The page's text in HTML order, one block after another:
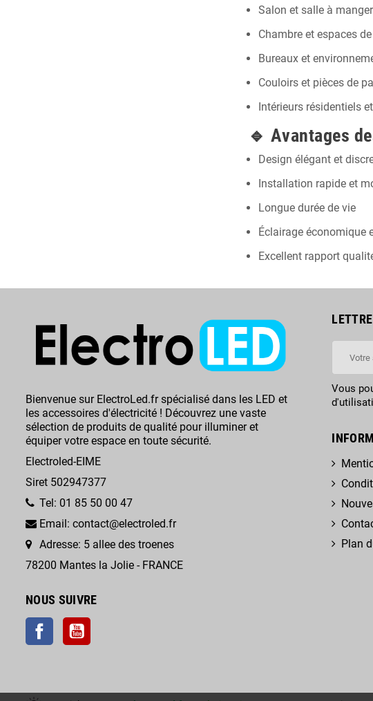
Salon et salle à manger
Chambre et espaces
Bureaux et
Couloirs et pièces de
Intérieurs résidentiels
🔹Avantages
Design élégant et
Installation rapide et
Longue durée de vie
Éclairage économique
Excellent rapport
Bienvenue sur ElectroLed.fr spécialisé dans les LED et
les accessoires d'électricité ! Découvrez une vaste
sélection de produits de qualité pour illuminer et
équiper votre espace en toute sécurité.
Electroled-EIME
Siret 502947377
Tel: 01 85 50 00 47
Email: contact@electroled.fr
Adresse: 5 allee des troenes
78200 Mantes la Jolie - FRANCE
NOUS SUIVRE
FacebookYouTube
Vous
Plan